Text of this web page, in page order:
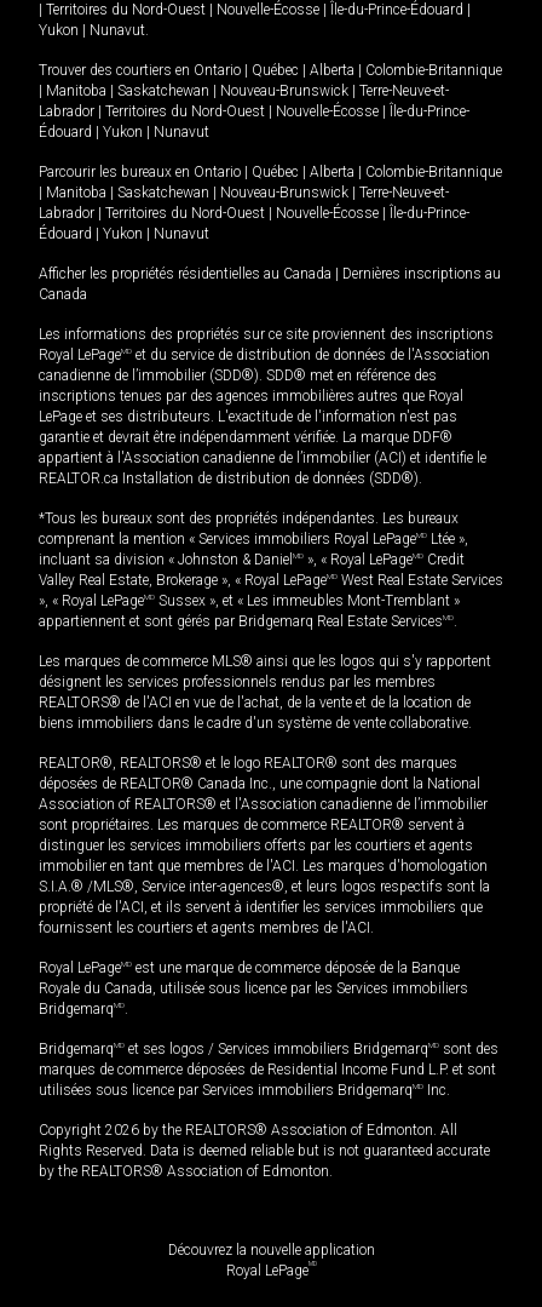
Territoires du Nord-Ouest Nouvelle-Écosse Île-du-Prince-Édouard
Yukon
Nunavut.
Trouver des courtiers en Ontario Québec Alberta
Colombie-Britannique
Manitoba Saskatchewan Nouveau-Brunswick
Terre-Neuve-et-
Labrador
Territoires du Nord-Ouest Nouvelle-Écosse
Île-du-Prince-
Édouard
Yukon Nunavut
Parcourir les bureaux en Ontario Québec Alberta
Colombie-Britannique
Manitoba Saskatchewan Nouveau-Brunswick
Terre-Neuve-et-
Labrador
Territoires du Nord-Ouest Nouvelle-Écosse
Île-du-Prince-
Édouard
Yukon Nunavut
Afficher les propriétés résidentielles au Canada
Dernières inscriptions au
Canada
Les informations des propriétés sur ce site proviennent des inscriptions
Royal LePageMD et du service de distribution de données de l'Association
canadienne de l’immobilier (SDD®). SDD® met en référence des
inscriptions tenues par des agences immobilières autres que Royal
LePage et ses distributeurs. L'exactitude de l'information n'est pas
garantie et devrait être indépendamment vérifiée. La marque DDF®
appartient à l'Association canadienne de l’immobilier (ACI) et identifie le
REALTOR.ca Installation de distribution de données (SDD®).
*Tous les bureaux sont des propriétés indépendantes. Les bureaux
comprenant la mention « Services immobiliers Royal LePageMD Ltée »,
incluant sa division « Johnston & Daniel MD », « Royal LePageMD Credit
Valley Real Estate, Brokerage », « Royal LePageMD West Real Estate Services
», « Royal LePageMD Sussex », et « Les immeubles Mont-Tremblant »
appartiennent et sont gérés par Bridgemarq Real Estate ServicesMD.
Les marques de commerce MLS® ainsi que les logos qui s'y rapportent
désignent les services professionnels rendus par les membres
REALTORS® de l'ACI en vue de l'achat, de la vente et de la location de
biens immobiliers dans le cadre d'un système de vente collaborative.
REALTOR®, REALTORS® et le logo REALTOR® sont des marques
déposées de REALTOR® Canada Inc., une compagnie dont la National
Association of REALTORS® et l'Association canadienne de l’immobilier
sont propriétaires. Les marques de commerce REALTOR® servent à
distinguer les services immobiliers offerts par les courtiers et agents
immobilier en tant que membres de l'ACI. Les marques d'homologation
S.I.A.® /MLS®, Service inter-agences®, et leurs logos respectifs sont la
propriété de l'ACI, et ils servent à identifier les services immobiliers que
fournissent les courtiers et agents membres de l'ACI.
Royal LePageMD est une marque de commerce déposée de la Banque
Royale du Canada, utilisée sous licence par les Services immobiliers
BridgemarqMD.
BridgemarqMD et ses logos / Services immobiliers BridgemarqMD sont des
marques de commerce déposées de Residential Income Fund L.P. et sont
utilisées sous licence par Services immobiliers BridgemarqMD Inc.
Copyright 2026 by the REALTORS® Association of Edmonton. All
Rights Reserved. Data is deemed reliable but is not guaranteed accurate
by the REALTORS® Association of Edmonton.
Découvrez la nouvelle application
Royal LePageMD